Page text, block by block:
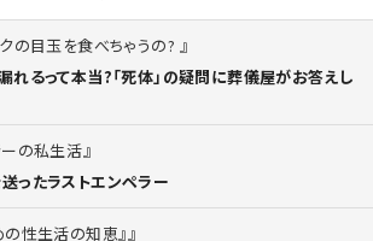
の目玉を食べちゃうの?
れるって本当?「死体」の疑問に葬儀屋がお答えし
ーの私生活
ったラストエンペラー
の性生活の知恵』